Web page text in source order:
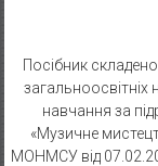
Посібник
навчання за
«Музичне
МОНМСУ від